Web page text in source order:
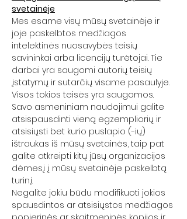
svetainėje
Mes esame visų mūsų svetainėje ir
joje paskelbtos medžiagos
intelektinės nuosavybės teisių
savininkai arba licencijų turėtojai. Tie
darbai yra saugomi autorių teisių
įstatymų ir sutarčių visame pasaulyje.
Visos tokios teisės yra saugomos.
Savo asmeniniam naudojimui galite
atsispausdinti vieną egzempliorių ir
atsisiųsti bet kurio puslapio (-ių)
ištraukas iš mūsų svetainės, taip pat
galite atkreipti kitų jūsų organizacijos
dėmesį į mūsų svetainėje paskelbtą
turinį.
Negalite jokiu būdu modifikuoti jokios
spausdintos ar atsisiųstos medžiagos